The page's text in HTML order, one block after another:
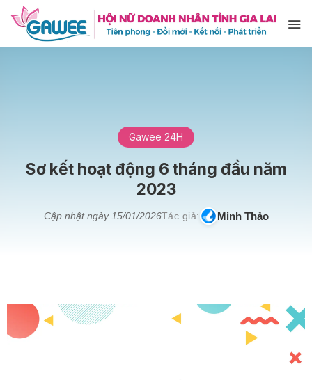
qua
Gawee 24H
Sơ kết hoạt động 6 tháng đầu năm
2023
Cập nhật ngày15/01/2026Tác giả: Minh Thảo